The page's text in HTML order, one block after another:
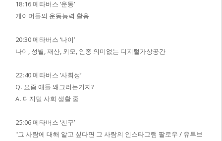
18:16 메타버스 ‘운동’
게이머들의 운동능력 활용
20:30 메타버스 ‘나이’
나이, 성별, 재산, 외모, 인종 의미없는 디지털가상공간
22:40 메타버스 ‘사회성’
Q. 요즘 애들 왜그러는거지?
A. 디지털 사회 생활 중
25:06 메타버스 ‘친구’
"그 사람에 대해 알고 싶다면 그 사람의 인스타그램 팔로우 / 유투브